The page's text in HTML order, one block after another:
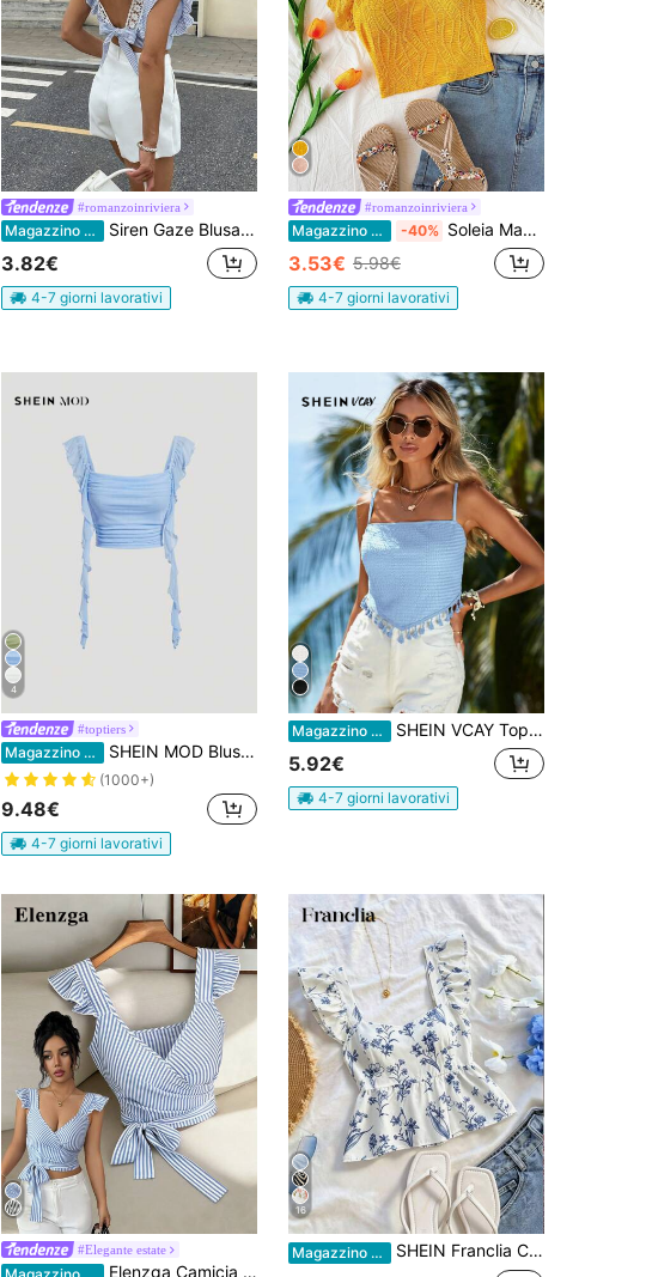
#romanzoinriviera
Magazzino EU Siren Gaze Blusa da donna con inserti in pizzo, stampa a righe e schienale aperto
3.82€
4-7 giorni lavorativi
#romanzoinriviera
Magazzino EU -40% Soleia Maglietta a maniche corte da donna in tessuto texturizzato con scollo a U e patch ricamate, adatta per vacanze, festival musicali, stile boho, vacanze, appuntamenti, pomeriggio del giorno di San Valentino
3.53€ 5.98€
4-7 giorni lavorativi
4
#toptiers
Magazzino EU SHEIN MOD Blusa da donna con bordo arricciato in colore unito
(1000+)
9.48€
4-7 giorni lavorativi
Magazzino EU SHEIN VCAY Top Da Cami Con Orlo A Frange Patchwork Per Donne
5.92€
4-7 giorni lavorativi
#Elegante estate
Elenzga Camicia elegante estiva a righe intrecciate per donna
16
Magazzino EU SHEIN Franclia Camicia casual da donna con maniche a cappuccio, stile vacanziero